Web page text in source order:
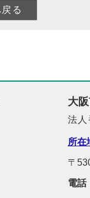
大
法
所在
〒
電話